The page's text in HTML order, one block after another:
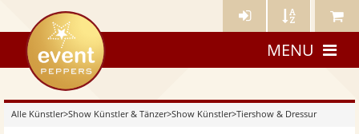
Künstler- Künstler Meine
eventpeppers
MENU
Alle Künstler>Show Künstler & Tänzer>Show Künstler>Tiershow & Dressur